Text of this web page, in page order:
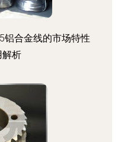
铝合金线的市场特性
解析